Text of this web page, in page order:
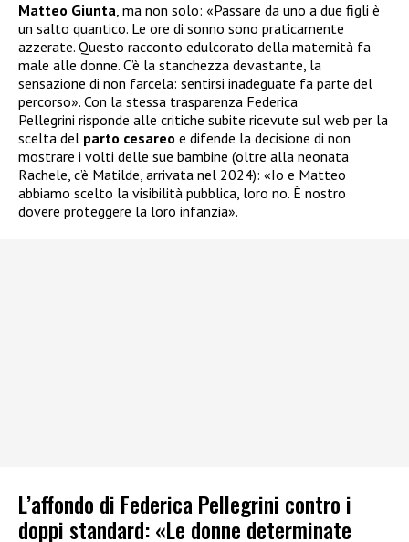
Matteo Giunta , ma non solo: «Passare da uno a due figli è
un salto quantico. Le ore di sonno sono praticamente
azzerate. Questo racconto edulcorato della maternità fa
male alle donne. C’è la stanchezza devastante, la
sensazione di non farcela: sentirsi inadeguate fa parte del
percorso». Con la stessa trasparenza Federica
Pellegrini risponde alle critiche subite ricevute sul web per la
scelta del parto cesareo e difende la decisione di non
mostrare i volti delle sue bambine (oltre alla neonata
Rachele, c’è Matilde, arrivata nel 2024): «Io e Matteo
abbiamo scelto la visibilità pubblica, loro no. È nostro
dovere proteggere la loro infanzia».
L’affondo di Federica Pellegrini contro i
doppi standard: «Le donne determinate